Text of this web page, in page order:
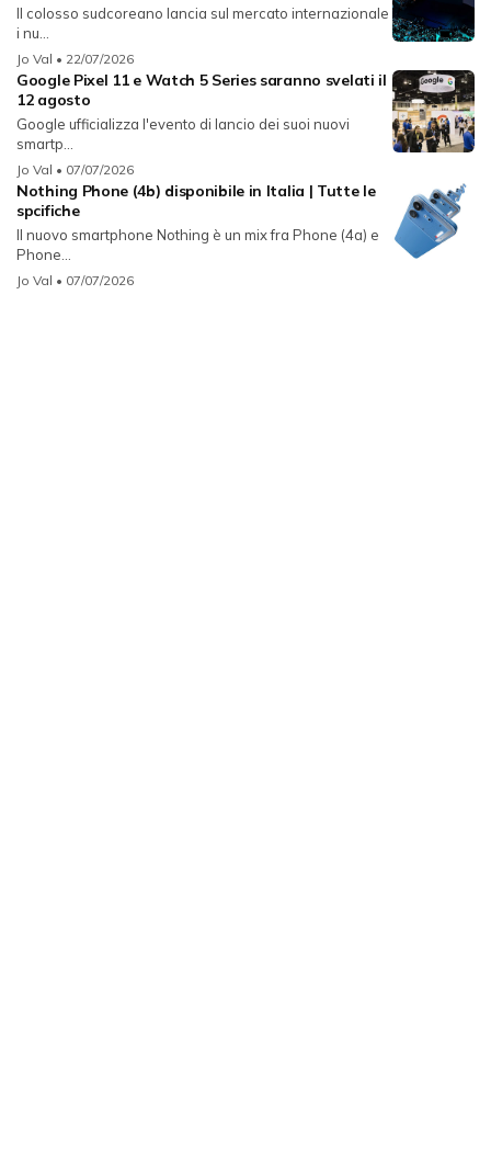
Il colosso sudcoreano lancia sul mercato internazionale
i nu...
Jo Val • 22/07/2026
Google Pixel 11 e Watch 5 Series saranno svelati il
12 agosto
Google ufficializza l'evento di lancio dei suoi nuovi
smartp...
Jo Val • 07/07/2026
Nothing Phone (4b) disponibile in Italia | Tutte le
spcifiche
Il nuovo smartphone Nothing è un mix fra Phone (4a) e
Phone...
Jo Val • 07/07/2026